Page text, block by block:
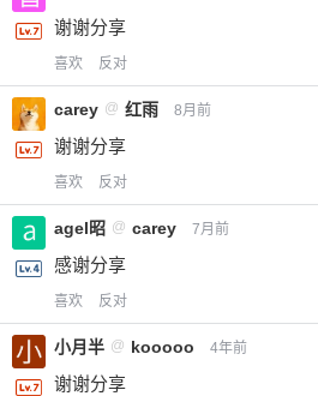
谢谢分享
喜欢 反对
carey @ 红雨 8月前
谢谢分享
喜欢 反对
agel昭 @ carey 7月前
感谢分享
喜欢 反对
小月半 @ kooooo 4年前
谢谢分享